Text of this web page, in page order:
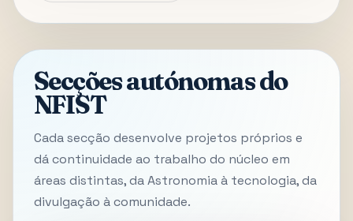
Secções autónomas do
NFIST
Cada secção desenvolve projetos próprios e
dá continuidade ao trabalho do núcleo em
áreas distintas, da Astronomia à tecnologia, da
divulgação à comunidade.